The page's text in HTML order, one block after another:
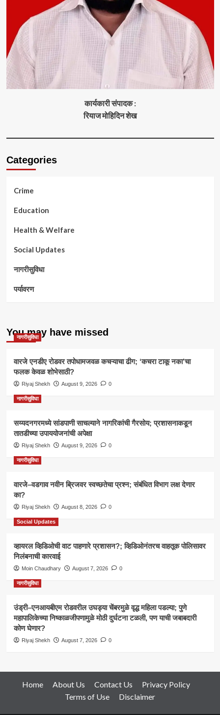
कार्यकारी संपादक :
रियाज मोहिदिन शेख
Categories
Crime
Education
Health & Welfare
Social Updates
नागरीसुविधा
पर्यावरण
You may have missed
नागरीसुविधा
वारजे एनडीए रोडवर तपोधामजवळ कचऱ्याचा ढीग; ‘कचरा टाकू नका’चा
फलक केवळ शोभेसाठी?
Riyaj Shekh August 9, 2026 0
नागरीसुविधा
सय्यदनगरमध्ये सांडपाणी साचल्याने नागरिकांची गैरसोय; प्रशासनाकडून
तातडीच्या उपाययोजनांची अपेक्षा
Riyaj Shekh August 9, 2026 0
नागरीसुविधा
वारजे–वडगाव नवीन ब्रिजवर स्वच्छतेचा प्रश्न; संबंधित विभाग लक्ष देणार
का?
Riyaj Shekh August 8, 2026 0
Social Updates
व्हायरल व्हिडिओची वाट पाहणारे प्रशासन?; व्हिडिओनंतरच वाहतूक पोलिसावर
निलंबनाची कारवाई
Moin Chaudhary August 7, 2026 0
नागरीसुविधा
उंड्री–एनआयबीएम रोडवरील उघड्या चेंबरमुळे वृद्ध महिला पडल्या; पुणे
महापालिकेच्या निष्काळजीपणामुळे मोठी दुर्घटना टळली, पण याची जबाबदारी
कोण घेणार?
Riyaj Shekh August 7, 2026 0
Home About Us Contact Us
Privacy Policy
Terms of Use
Disclaimer